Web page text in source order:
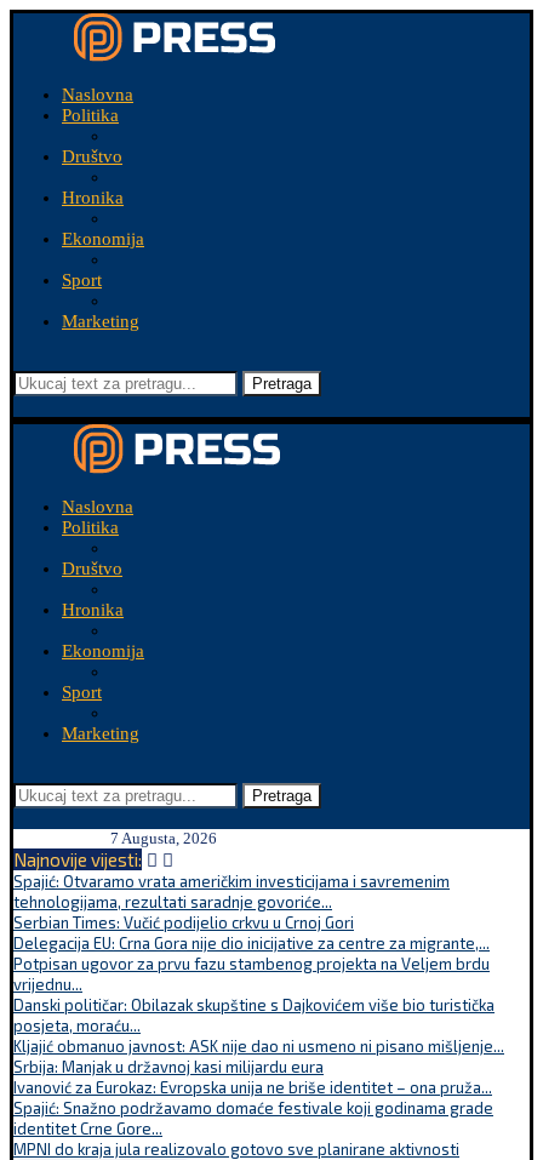
Naslovna
Politika
Društvo
Hronika
Ekonomija
Sport
Marketing
Pretraga
Naslovna
Politika
Društvo
Hronika
Ekonomija
Sport
Marketing
Pretraga
7 Augusta, 2026
Najnovije vijesti:
Spajić: Otvaramo vrata američkim investicijama i savremenim
tehnologijama, rezultati saradnje govoriće...
Serbian Times: Vučić podijelio crkvu u Crnoj Gori
Delegacija EU: Crna Gora nije dio inicijative za centre za migrante,...
Potpisan ugovor za prvu fazu stambenog projekta na Veljem brdu
vrijednu...
Danski političar: Obilazak skupštine s Dajkovićem više bio turistička
posjeta, moraću...
Kljajić obmanuo javnost: ASK nije dao ni usmeno ni pisano mišljenje...
Srbija: Manjak u državnoj kasi milijardu eura
Ivanović za Eurokaz: Evropska unija ne briše identitet – ona pruža...
Spajić: Snažno podržavamo domaće festivale koji godinama grade
identitet Crne Gore...
MPNI do kraja jula realizovalo gotovo sve planirane aktivnosti